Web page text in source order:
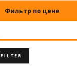
Фильтр по цене
FILTER